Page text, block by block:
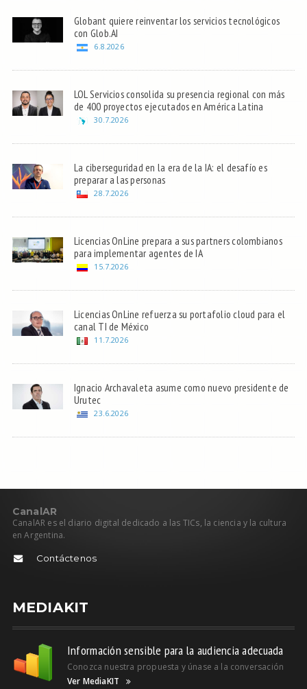
Globant quiere reinventar los servicios tecnológicos
con Glob.AI
6.8.2026
LOL Servicios consolida su presencia regional con más
de 400 proyectos ejecutados en América Latina
30.7.2026
La ciberseguridad en la era de la IA: el desafío es
preparar a las personas
28.7.2026
Licencias OnLine prepara a sus partners colombianos
para implementar agentes de IA
15.7.2026
Licencias OnLine refuerza su portafolio cloud para el
canal TI de México
11.7.2026
Ignacio Archavaleta asume como nuevo presidente de
Urutec
23.6.2026
CanalAR
CanalAR es el diario digital dedicado a las TICs, la ciencia y la cultura
en Argentina.
Contáctenos
MEDIAKIT
Información sensible para la audiencia adecuada
Conozca nuestra propuesta y únase a la conversación
Ver MediaKIT